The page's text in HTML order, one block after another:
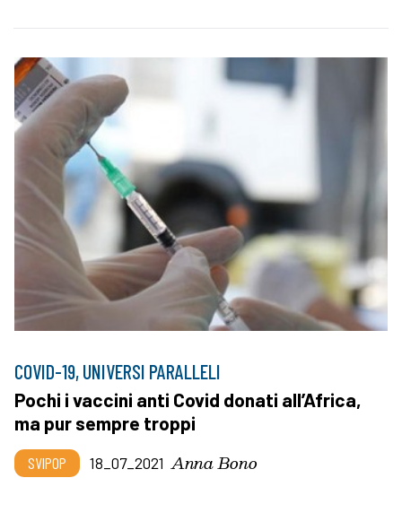
COVID-19, UNIVERSI PARALLELI
Pochi i vaccini anti Covid donati all’Africa,
ma pur sempre troppi
SVIPOP 18_07_2021 Anna Bono